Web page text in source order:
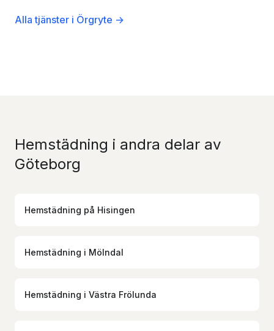
Alla tjänster i Örgryte →
Hemstädning i andra delar av
Göteborg
Hemstädning på Hisingen
Hemstädning i Mölndal
Hemstädning i Västra Frölunda